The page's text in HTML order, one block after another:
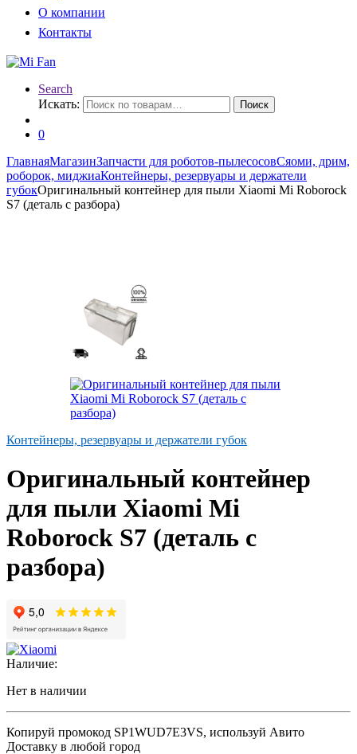
О компании
Контакты
Search
Искать:
Поиск
0
ГлавнаяМагазинЗапчасти для роботов-пылесосовСяоми, дрим,
роборок, миджиаКонтейнеры, резервуары и держатели
губокОригинальный контейнер для пыли Xiaomi Mi Roborock
S7 (деталь с разбора)
Контейнеры, резервуары и держатели губок
Оригинальный контейнер
для пыли Xiaomi Mi
Roborock S7 (деталь с
разбора)
Наличие:
Нет в наличии
Копируй промокод SP1WUD7E3VS, используй Авито
Доставку в любой город